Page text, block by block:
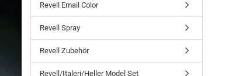
Revell Email Color
Revell Spray
Revell Zubehör
Revell/Italeri/Heller Model Set